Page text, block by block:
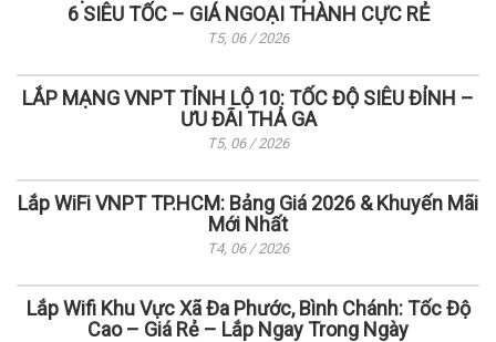
6 SIÊU TỐC – GIÁ NGOẠI THÀNH CỰC RẺ
T5, 06 / 2026
LẮP MẠNG VNPT TỈNH LỘ 10: TỐC ĐỘ SIÊU ĐỈNH –
ƯU ĐÃI THẢ GA
T5, 06 / 2026
Lắp WiFi VNPT TP.HCM: Bảng Giá 2026 & Khuyến Mãi
Mới Nhất
T4, 06 / 2026
Lắp Wifi Khu Vực Xã Đa Phước, Bình Chánh: Tốc Độ
Cao – Giá Rẻ – Lắp Ngay Trong Ngày